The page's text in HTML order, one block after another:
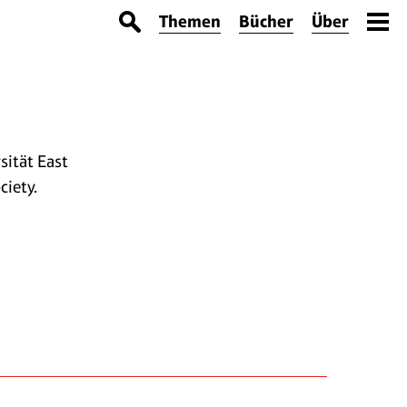
Themen Bücher Über
East